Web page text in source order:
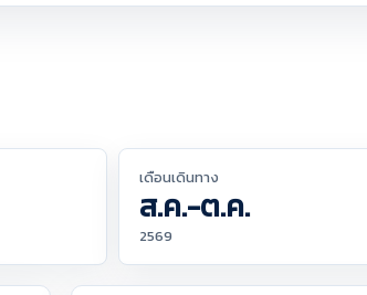
เดือนเดินทาง
ส.ค.-ต.ค.
2569